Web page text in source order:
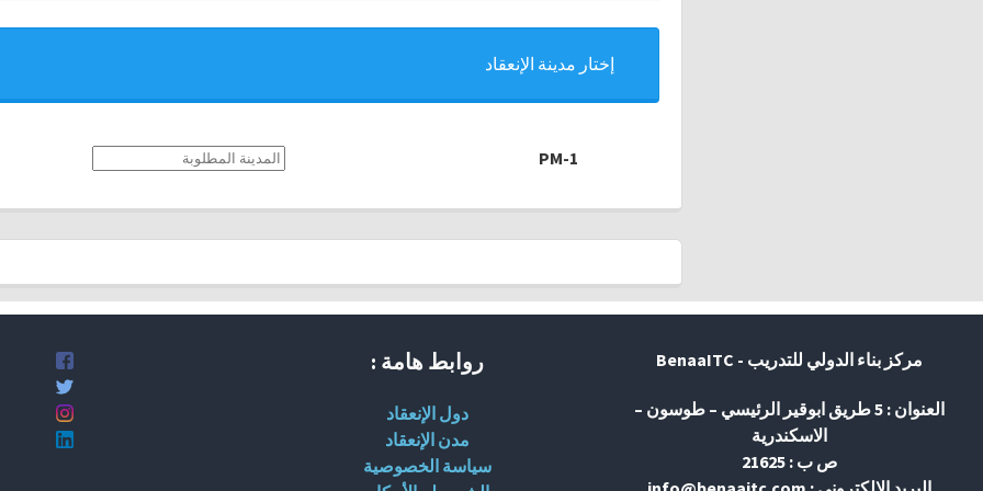
إختار مدينة الإنعقاد
PM-1
مركز بناء الدولي للتدريب - BenaaITC
العنوان : 5 طريق ابوقير الرئيسي – طوسون –
الاسكندرية
ص ب : 21625
روابط هامة :
دول الإنعقاد
مدن الإنعقاد
سياسة الخصوصية